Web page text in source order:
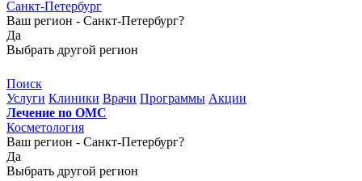
Санкт-Петербург
Ваш регион - Санкт-Петербург?
Да
Выбрать другой регион
Поиск
Услуги Клиники Врачи Программы Акции
Лечение по ОМС
Косметология
Ваш регион - Санкт-Петербург?
Да
Выбрать другой регион